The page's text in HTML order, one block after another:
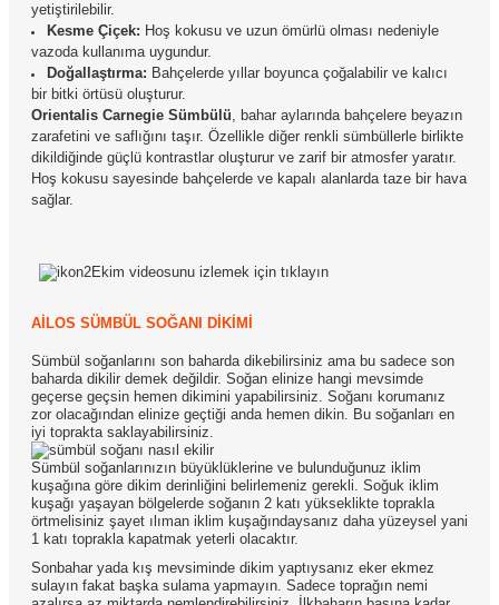
yetiştirilebilir.
Kesme Çiçek: Hoş kokusu ve uzun ömürlü olması nedeniyle
vazoda kullanıma uygundur.
Doğallaştırma: Bahçelerde yıllar boyunca çoğalabilir ve kalıcı
bir bitki örtüsü oluşturur.
Orientalis Carnegie Sümbülü, bahar aylarında bahçelere beyazın
zarafetini ve saflığını taşır. Özellikle diğer renkli sümbüllerle birlikte
dikildiğinde güçlü kontrastlar oluşturur ve zarif bir atmosfer yaratır.
Hoş kokusu sayesinde bahçelerde ve kapalı alanlarda taze bir hava
sağlar.
Ekim videosunu izlemek için tıklayın
AİLOS SÜMBÜL SOĞANI DİKİMİ
Sümbül soğanlarını son baharda dikebilirsiniz ama bu sadece son
baharda dikilir demek değildir. Soğan elinize hangi mevsimde
geçerse geçsin hemen dikimini yapabilirsiniz. Soğanı korumanız
zor olacağından elinize geçtiği anda hemen dikin. Bu soğanları en
iyi toprakta saklayabilirsiniz.
Sümbül soğanlarınızın büyüklüklerine ve bulunduğunuz iklim
kuşağına göre dikim derinliğini belirlemeniz gerekli. Soğuk iklim
kuşağı yaşayan bölgelerde soğanın 2 katı yükseklikte toprakla
örtmelisiniz şayet ılıman iklim kuşağındaysanız daha yüzeysel yani
1 katı toprakla kapatmak yeterli olacaktır.
Sonbahar yada kış mevsiminde dikim yaptıysanız eker ekmez
sulayın fakat başka sulama yapmayın. Sadece toprağın nemi